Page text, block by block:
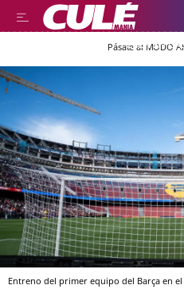
LEER EN
Pásate al MODO
Entreno del primer equipo del Barça en el